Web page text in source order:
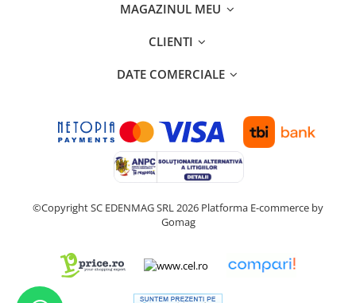
MAGAZINUL MEU
CLIENTI
DATE COMERCIALE
©Copyright SC EDENMAG SRL 2026 Platforma E-commerce by
Gomag